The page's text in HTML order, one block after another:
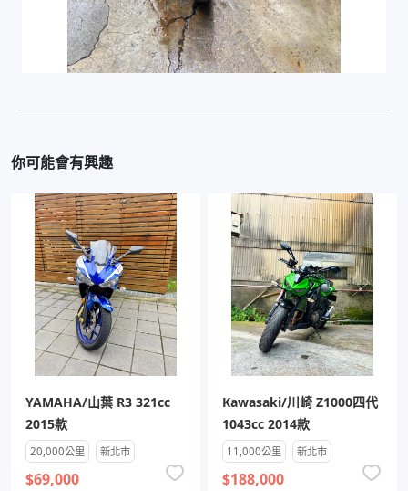
你可能會有興趣
YAMAHA/山葉 R3 321cc
2015款
20,000公里 新北市
$69,000
Kawasaki/川崎 Z1000四代
1043cc 2014款
11,000公里 新北市
$188,000